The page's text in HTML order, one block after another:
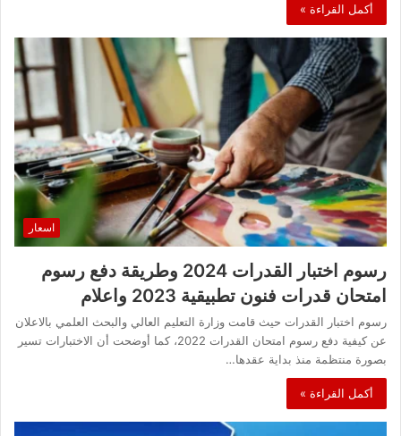
أكمل القراءة »
اسعار
رسوم اختبار القدرات 2024 وطريقة دفع رسوم
امتحان قدرات فنون تطبيقية 2023 واعلام
رسوم اختبار القدرات حيث قامت وزارة التعليم العالي والبحث العلمي بالاعلان
عن كيفية دفع رسوم امتحان القدرات 2022، كما أوضحت أن الاختبارات تسير
بصورة منتظمة منذ بداية عقدها…
أكمل القراءة »